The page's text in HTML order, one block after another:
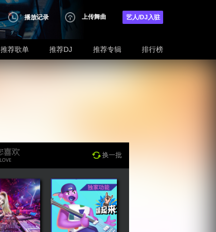
播放记录 上传舞曲 艺人/DJ入驻
推荐歌单 推荐DJ 推荐专辑 排行榜
换一批